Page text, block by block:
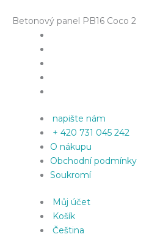
Betonový panel PB16 Coco 2
napište nám
+ 420 731 045 242
O nákupu
Obchodní podmínky
Soukromí
Můj účet
Košík
Čeština